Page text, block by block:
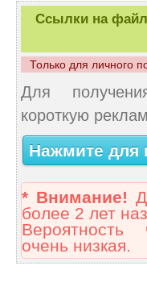
Ссылки на
Только для личного
Для
короткую
Нажмите для
* Внимание!
более 2 лет
очень низкая.